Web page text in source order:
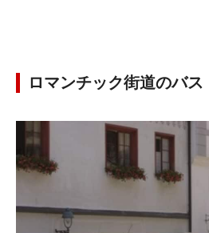
ロマンチック街道のバス